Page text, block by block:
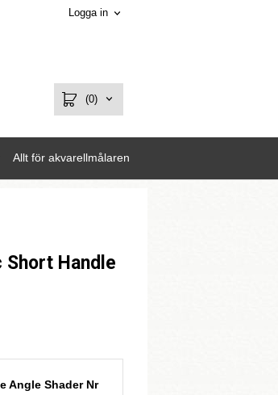
Logga in
(0)
Allt för akvarellmålaren
Short Handle
Angle Shader Nr